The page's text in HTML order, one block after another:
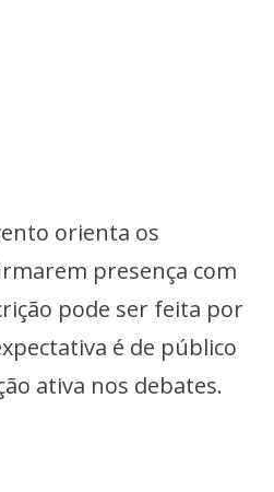
orienta os
presença com
pode ser feita por
é de público
ativa nos debates.